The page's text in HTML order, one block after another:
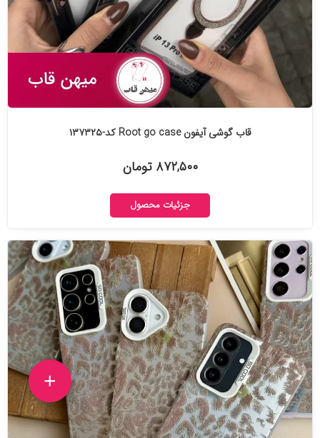
قاب گوشی آیفون Root go case کد-۱۳۷۳۲۵
۸۷۲,۵۰۰ تومان
جزئیات محصول
+